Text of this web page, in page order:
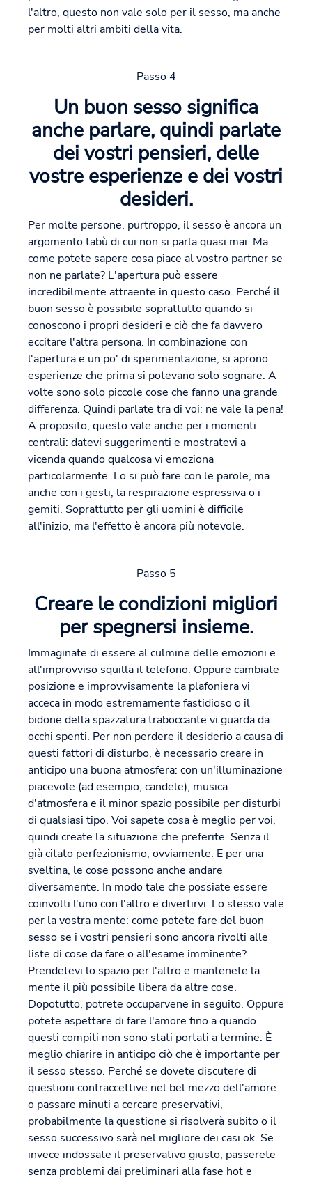
l'altro, questo non vale solo per il sesso, ma anche
per molti altri ambiti della vita.
Passo 4
Un buon sesso significa
anche parlare, quindi parlate
dei vostri pensieri, delle
vostre esperienze e dei vostri
desideri.
Per molte persone, purtroppo, il sesso è ancora un
argomento tabù di cui non si parla quasi mai. Ma
come potete sapere cosa piace al vostro partner se
non ne parlate? L'apertura può essere
incredibilmente attraente in questo caso. Perché il
buon sesso è possibile soprattutto quando si
conoscono i propri desideri e ciò che fa davvero
eccitare l'altra persona. In combinazione con
l'apertura e un po' di sperimentazione, si aprono
esperienze che prima si potevano solo sognare. A
volte sono solo piccole cose che fanno una grande
differenza. Quindi parlate tra di voi: ne vale la pena!
A proposito, questo vale anche per i momenti
centrali: datevi suggerimenti e mostratevi a
vicenda quando qualcosa vi emoziona
particolarmente. Lo si può fare con le parole, ma
anche con i gesti, la respirazione espressiva o i
gemiti. Soprattutto per gli uomini è difficile
all'inizio, ma l'effetto è ancora più notevole.
Passo 5
Creare le condizioni migliori
per spegnersi insieme.
Immaginate di essere al culmine delle emozioni e
all'improvviso squilla il telefono. Oppure cambiate
posizione e improvvisamente la plafoniera vi
acceca in modo estremamente fastidioso o il
bidone della spazzatura traboccante vi guarda da
occhi spenti. Per non perdere il desiderio a causa di
questi fattori di disturbo, è necessario creare in
anticipo una buona atmosfera: con un'illuminazione
piacevole (ad esempio, candele), musica
d'atmosfera e il minor spazio possibile per disturbi
di qualsiasi tipo. Voi sapete cosa è meglio per voi,
quindi create la situazione che preferite. Senza il
già citato perfezionismo, ovviamente. E per una
sveltina, le cose possono anche andare
diversamente. In modo tale che possiate essere
coinvolti l'uno con l'altro e divertirvi. Lo stesso vale
per la vostra mente: come potete fare del buon
sesso se i vostri pensieri sono ancora rivolti alle
liste di cose da fare o all'esame imminente?
Prendetevi lo spazio per l'altro e mantenete la
mente il più possibile libera da altre cose.
Dopotutto, potrete occuparvene in seguito. Oppure
potete aspettare di fare l'amore fino a quando
questi compiti non sono stati portati a termine. È
meglio chiarire in anticipo ciò che è importante per
il sesso stesso. Perché se dovete discutere di
questioni contraccettive nel bel mezzo dell'amore
o passare minuti a cercare preservativi,
probabilmente la questione si risolverà subito o il
sesso successivo sarà nel migliore dei casi ok. Se
invece indossate il preservativo giusto, passerete
senza problemi dai preliminari alla fase hot e